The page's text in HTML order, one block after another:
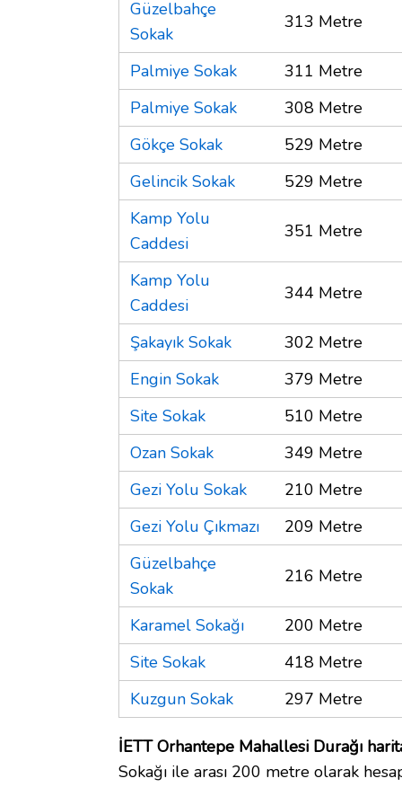
Güzelbahçe
Sokak
313 Metre
Palmiye Sokak
311 Metre
Palmiye Sokak
308 Metre
Gökçe Sokak
529 Metre
Gelincik Sokak
529 Metre
Kamp Yolu
Caddesi
351 Metre
Kamp Yolu
Caddesi
344 Metre
Şakayık Sokak
302 Metre
Engin Sokak
379 Metre
Site Sokak
510 Metre
Ozan Sokak
349 Metre
Gezi Yolu Sokak
210 Metre
Gezi Yolu Çıkmazı
209 Metre
Güzelbahçe
Sokak
216 Metre
Karamel Sokağı
200 Metre
Site Sokak
418 Metre
Kuzgun Sokak
297 Metre
İETT Orhantepe Mahallesi Durağı
Sokağı ile arası 200 metre olarak